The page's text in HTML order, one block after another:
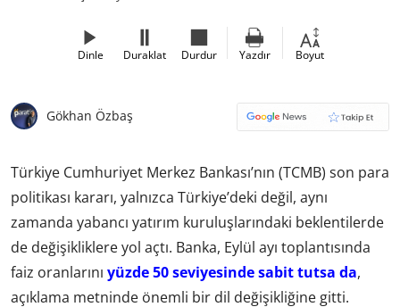
Dinle Duraklat Durdur Yazdır Boyut
Gökhan Özbaş
Türkiye Cumhuriyet Merkez Bankası’nın (TCMB) son para
politikası kararı, yalnızca Türkiye’deki değil, aynı
zamanda yabancı yatırım kuruluşlarındaki beklentilerde
de değişikliklere yol açtı. Banka, Eylül ayı toplantısında
faiz oranlarını yüzde 50 seviyesinde sabit tutsa da,
açıklama metninde önemli bir dil değişikliğine gitti.